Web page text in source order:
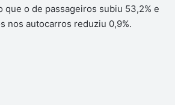
o de passageiros subiu 53,2% e
nos autocarros reduziu 0,9%.